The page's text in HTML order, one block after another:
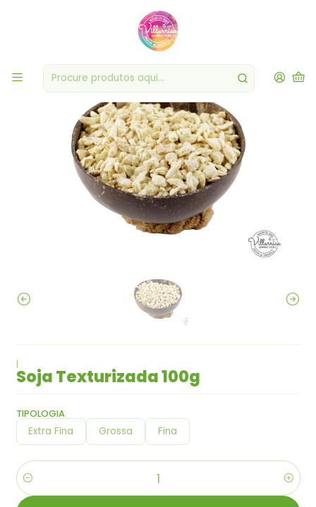
|
Soja Texturizada 100g
TIPOLOGIA
Extra Fina Grossa Fina
Quantidade